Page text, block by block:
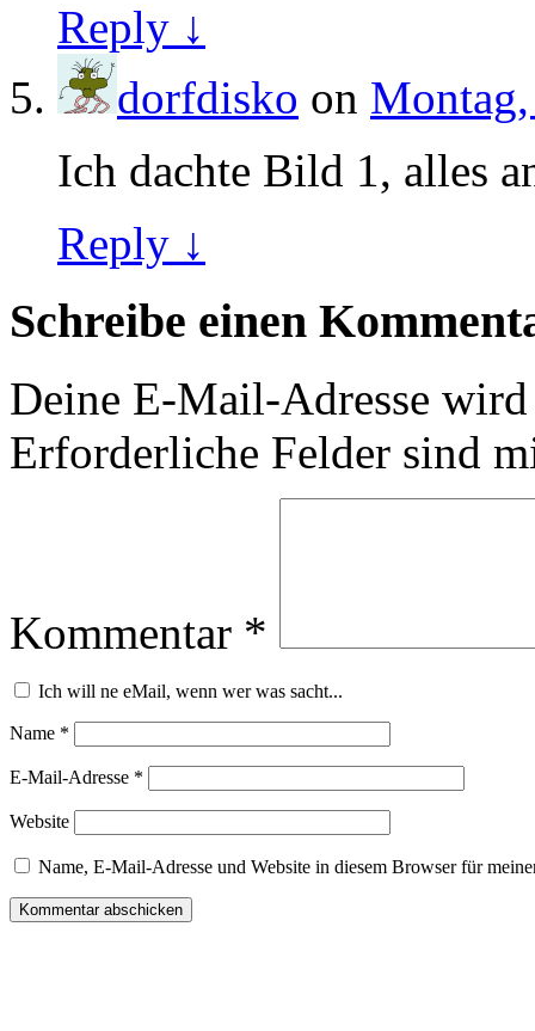
Reply ↓
dorfdisko on
Ich dachte Bild 1, alles
Reply ↓
Schreibe einen
Deine E-Mail-Adresse
Erforderliche Felder sind
Kommentar *
Ich will ne eMail, wenn wer was sacht...
Name *
E-Mail-Adresse *
Website
Name, E-Mail-Adresse und Website in diesem Browser für